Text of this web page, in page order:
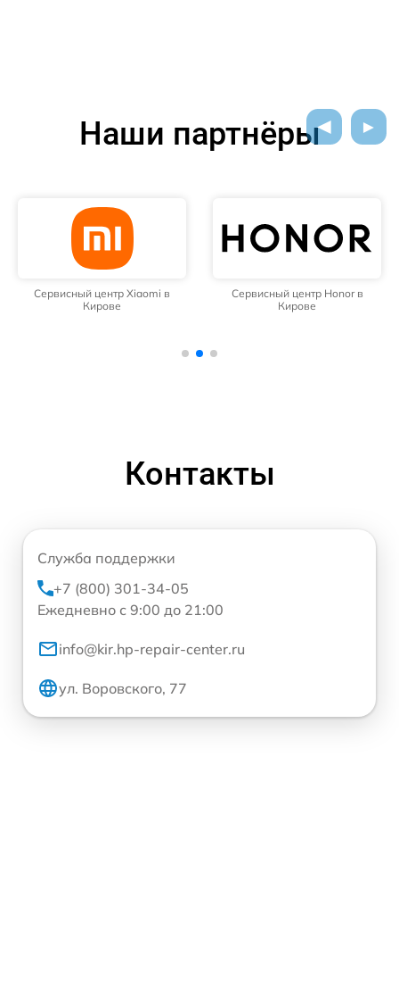
Наши партнёры
Сервисный центр Xiaomi в
Кирове
Сервисный центр Honor в
Кирове
Контакты
Служба поддержки
+7 (800) 301-34-05
Ежедневно с 9:00 до 21:00
info@kir.hp-repair-center.ru
ул. Воровского, 77